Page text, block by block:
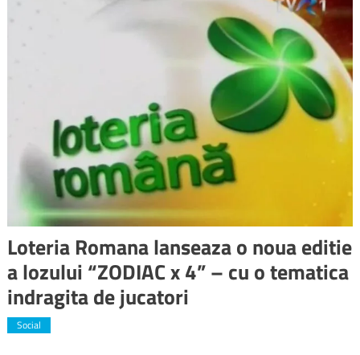
Loteria Romana lanseaza o noua editie
a lozului “ZODIAC x 4” – cu o tematica
indragita de jucatori
Social